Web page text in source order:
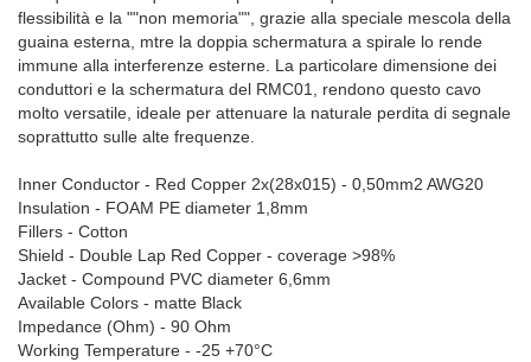
flessibilità e la ""non memoria"", grazie alla speciale mescola della
guaina esterna, mtre la doppia schermatura a spirale lo rende
immune alla interferenze esterne. La particolare dimensione dei
conduttori e la schermatura del RMC01, rendono questo cavo
molto versatile, ideale per attenuare la naturale perdita di segnale
soprattutto sulle alte frequenze.
Inner Conductor - Red Copper 2x(28x015) - 0,50mm2 AWG20
Insulation - FOAM PE diameter 1,8mm
Fillers - Cotton
Shield - Double Lap Red Copper - coverage >98%
Jacket - Compound PVC diameter 6,6mm
Available Colors - matte Black
Impedance (Ohm) - 90 Ohm
Working Temperature - -25 +70°C